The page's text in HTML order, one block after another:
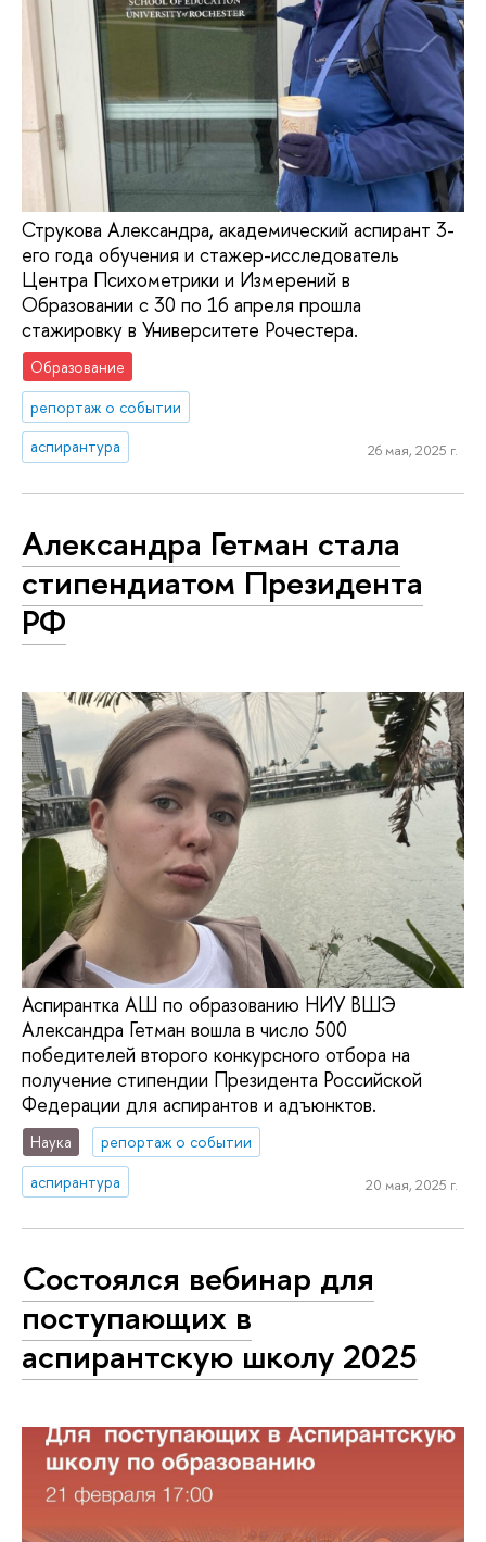
Струкова Александра, академический аспирант 3-
его года обучения и стажер-исследователь
Центра Психометрики и Измерений в
Образовании с 30 по 16 апреля прошла
стажировку в Университете Рочестера.
Образование
репортаж о событии
аспирантура
26 мая, 2025 г.
Александра Гетман стала
стипендиатом Президента
РФ
Аспирантка АШ по образованию НИУ ВШЭ
Александра Гетман вошла в число 500
победителей второго конкурсного отбора на
получение стипендии Президента Российской
Федерации для аспирантов и адъюнктов.
Наука
репортаж о событии
аспирантура
20 мая, 2025 г.
Состоялся вебинар для
поступающих в
аспирантскую школу 2025